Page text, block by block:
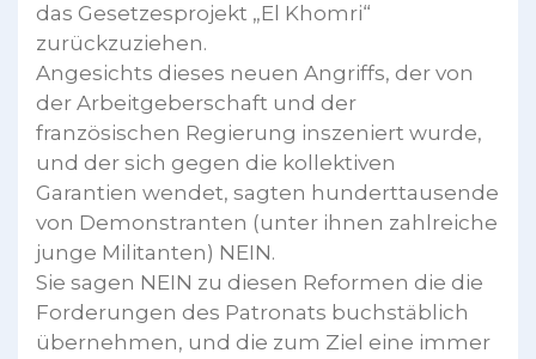
das Gesetzesprojekt „El Khomri“
zurückzuziehen.
Angesichts dieses neuen Angriffs, der von
der Arbeitgeberschaft und der
französischen Regierung inszeniert wurde,
und der sich gegen die kollektiven
Garantien wendet, sagten hunderttausende
von Demonstranten (unter ihnen zahlreiche
junge Militanten) NEIN.
Sie sagen NEIN zu diesen Reformen die die
Forderungen des Patronats buchstäblich
übernehmen, und die zum Ziel eine immer